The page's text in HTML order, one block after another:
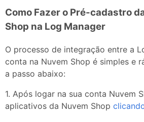
Como Fazer o Pré-cadastro
Shop na Log Manager
O processo de integração entre a
conta na Nuvem Shop é simples e
a passo abaixo:
1. Após logar na sua conta Nuvem
aplicativos da Nuvem Shop